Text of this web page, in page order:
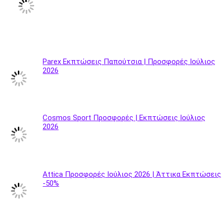
Parex Εκπτώσεις Παπούτσια | Προσφορές Ιούλιος
2026
Cosmos Sport Προσφορές | Εκπτώσεις Ιούλιος
2026
Attica Προσφορές Ιούλιος 2026 | Άττικα Εκπτώσεις
-50%